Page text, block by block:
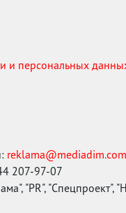
и персональных
207-97-07
"PR", "Спецпроект",